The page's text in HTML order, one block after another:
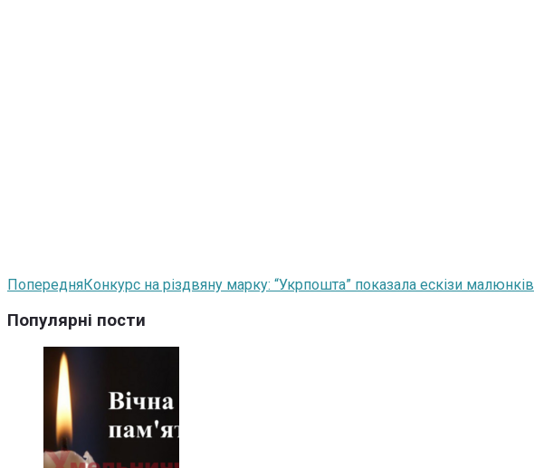
ПопередняКонкурс на різдвяну марку: “Укрпошта” показала ескізи малюнків
Популярні пости